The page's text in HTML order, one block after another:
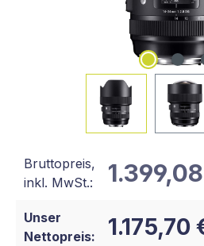
Bruttopreis,
inkl. MwSt.:
Unser
Nettopreis:
1.175,70